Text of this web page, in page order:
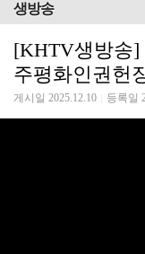
생방송
[KHTV생방송]
주평화인권헌
게시일 2025.12.10 등록일